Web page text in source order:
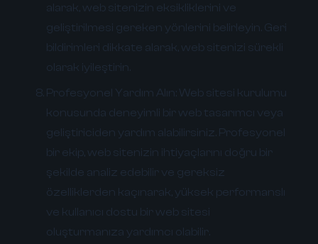
alarak, web sitenizin eksikliklerini ve
geliştirilmesi gereken yönlerini belirleyin. Geri
bildirimleri dikkate alarak, web sitenizi sürekli
olarak iyileştirin.
Profesyonel Yardım Alın: Web sitesi kurulumu
konusunda deneyimli bir web tasarımcı veya
geliştiriciden yardım alabilirsiniz. Profesyonel
bir ekip, web sitenizin ihtiyaçlarını doğru bir
şekilde analiz edebilir ve gereksiz
özelliklerden kaçınarak, yüksek performanslı
ve kullanıcı dostu bir web sitesi
oluşturmanıza yardımcı olabilir.